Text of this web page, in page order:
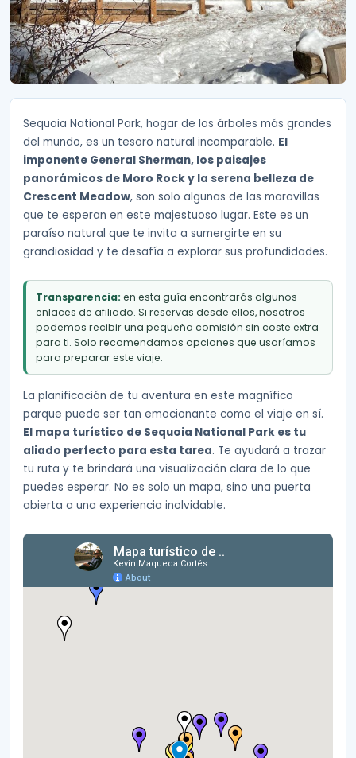
Sequoia National Park, hogar de los árboles más grandes
del mundo, es un tesoro natural incomparable. El
imponente General Sherman, los paisajes
panorámicos de Moro Rock y la serena belleza de
Crescent Meadow, son solo algunas de las maravillas
que te esperan en este majestuoso lugar. Este es un
paraíso natural que te invita a sumergirte en su
grandiosidad y te desafía a explorar sus profundidades.
Transparencia: en esta guía encontrarás algunos
enlaces de afiliado. Si reservas desde ellos, nosotros
podemos recibir una pequeña comisión sin coste extra
para ti. Solo recomendamos opciones que usaríamos
para preparar este viaje.
La planificación de tu aventura en este magnífico
parque puede ser tan emocionante como el viaje en sí.
El mapa turístico de Sequoia National Park es tu
aliado perfecto para esta tarea. Te ayudará a trazar
tu ruta y te brindará una visualización clara de lo que
puedes esperar. No es solo un mapa, sino una puerta
abierta a una experiencia inolvidable.